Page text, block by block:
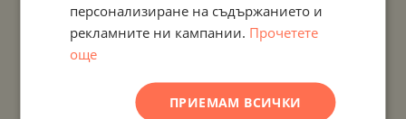
ПРОЕКТИ И ИМОТИ ПО РАЙОН
ПРОЕКТИ И ИМОТИ ПО ИМЕ НА СГРАДА/КОМПЛЕКС
FRENCH
ROMANIAN
SERBIAN
персонализиране на съдържанието и
рекламните ни кампании. Прочетете
още
ПРИЕМАМ ВСИЧКИ